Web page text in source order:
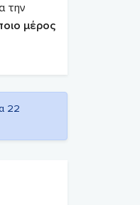
την
μέρος
22